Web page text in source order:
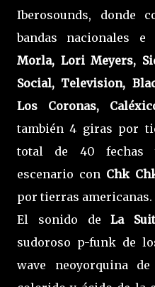
Iberosounds, donde
bandas nacionales
Morla, Lori Meyers,
Social, Television,
Los Coronas,
también 4 giras por
total de 40 fechas
escenario con Chk
por tierras americanas.
El sonido deLa
sudoroso p-funk de
wave neoyorquina